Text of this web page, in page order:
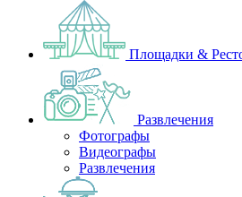
Площадки &
Развлечения
Фотографы
Видеографы
Развлечения